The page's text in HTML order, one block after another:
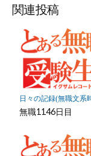
ア
関連投稿
日々の記録(無職文系
無職1146日目